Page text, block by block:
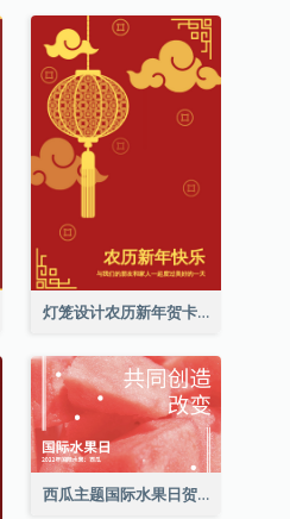
灯笼设计农历新年贺卡
西瓜主题国际水果日贺卡